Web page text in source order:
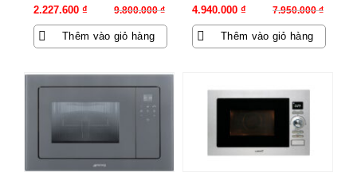
9.800.000₫
Giá
gốc
là:
2.227.600 ₫
Giá
hiện
tại
Thêm vào giỏ hàng
7.950.000₫
Giá
gốc
là:
4.940.000 ₫
Giá
hiện
tại
Thêm vào giỏ hàng